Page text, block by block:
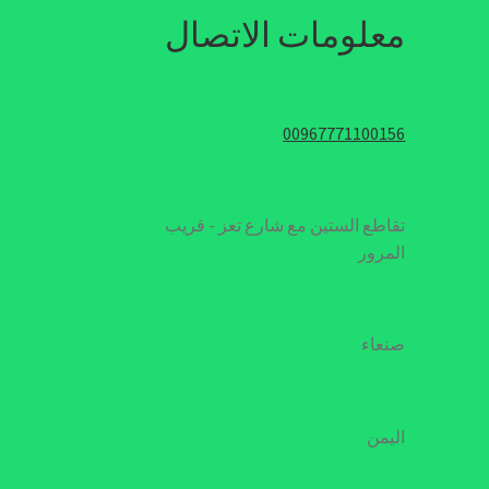
معلومات الاتصال
00967771100156
تقاطع الستين مع شارع تعز - قريب
المرور
صنعاء
اليمن